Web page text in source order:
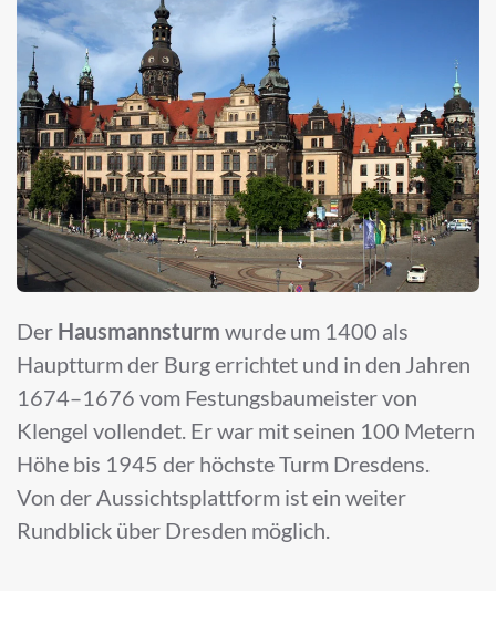
Der Hausmannsturm wurde um 1400 als
Hauptturm der Burg errichtet und in den Jahren
1674–1676 vom Festungsbaumeister von
Klengel vollendet. Er war mit seinen 100 Metern
Höhe bis 1945 der höchste Turm Dresdens.
Von der Aussichtsplattform ist ein weiter
Rundblick über Dresden möglich.